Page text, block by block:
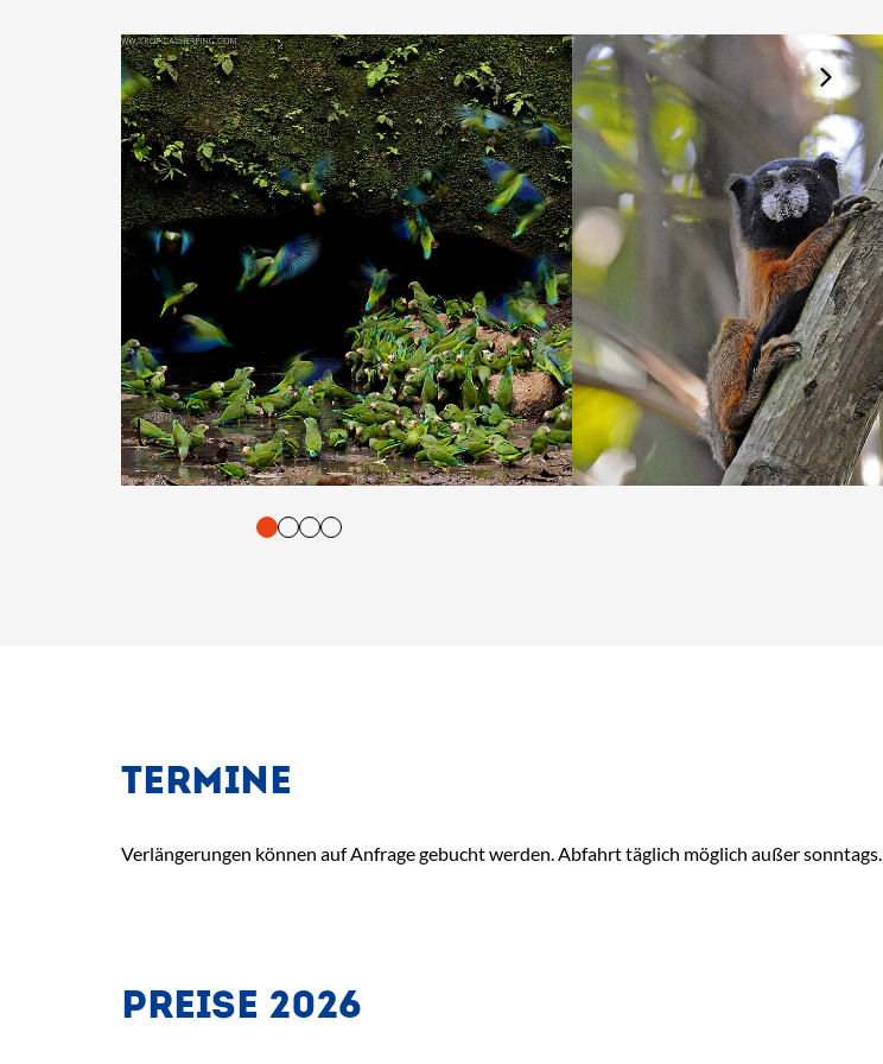
Bestätigung und Vorlesen der Inhalte mit Leertaste oder Tabulator-Taste.
TERMINE
Verlängerungen können auf Anfrage gebucht werden. Abfahrt täglich möglich außer sonntags.
PREISE 2026